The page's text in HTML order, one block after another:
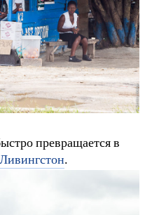
превращается в
Ливингстон.